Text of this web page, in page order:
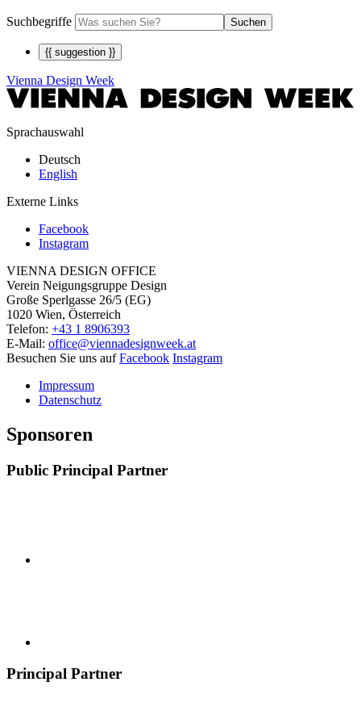
Suchbegriffe Suchen
{{ suggestion }}
Vienna Design Week
Sprachauswahl
Deutsch
English
Externe Links
Facebook
Instagram
VIENNA DESIGN OFFICE
Verein Neigungsgruppe Design
Große Sperlgasse 26/5 (EG)
1020 Wien, Österreich
Telefon: +43 1 8906393
E-Mail: office@viennadesignweek.at
Besuchen Sie uns aufFacebook Instagram
Impressum
Datenschutz
Sponsoren
Public Principal Partner
Principal Partner